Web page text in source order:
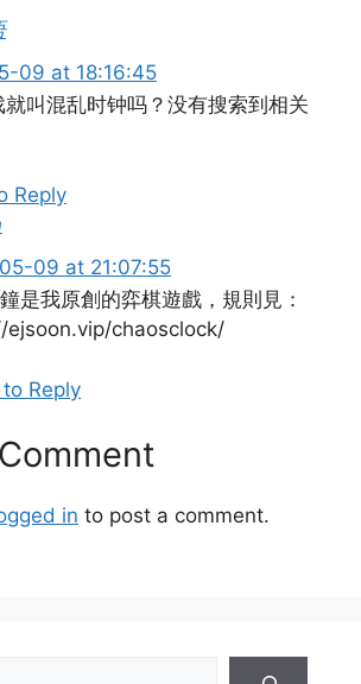
09 at 18:16:45
就叫混乱时钟吗？没有搜索到相关
Reply
09 at 21:07:55
是我原創的弈棋遊戲，規則見：
ejsoon.vip/chaosclock/
Reply
in to post a comment.